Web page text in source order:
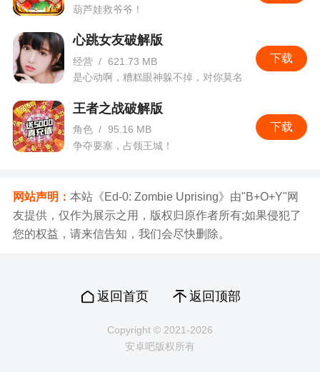
葫芦娃救爷爷！
下载
心跳女友破解版
经营 / 621.73 MB
是心动啊，糟糕眼神躲不掉，对你莫名
下载
王者之战破解版
角色 / 95.16 MB
争夺要塞，占领王城！
网站声明： 本站《Ed-0: Zombie Uprising》由"B+O+Y"网
友提供，仅作为展示之用，版权归原作者所有;如果侵犯了
您的权益，请来信告知，我们会尽快删除。
返回首页 返回顶部
Copyright © 2021-2026
安卓吧版权所有